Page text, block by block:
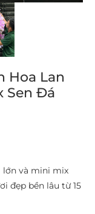
Hoa Lan
Sen Đá
lớn và mini mix
đẹp bền lâu từ 15